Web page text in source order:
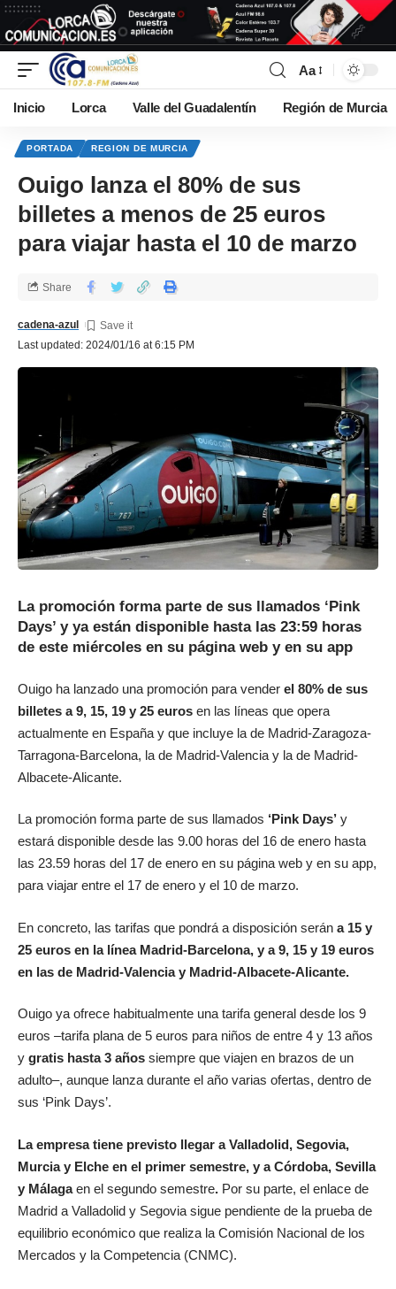
Aa
Inicio Lorca Valle del Guadalentín Región de Murcia
PORTADA REGION DE MURCIA
Ouigo lanza el 80% de sus
billetes a menos de 25 euros
para viajar hasta el 10 de marzo
Last updated: 2024/01/16 at 6:15 PM
cadena-azul
Share
La promoción forma parte de sus llamados ‘Pink
Days’ y ya están disponible hasta las 23:59 horas
de este miércoles en su página web y en su app
Ouigo ha lanzado una promoción para vender el 80% de sus
billetes a 9, 15, 19 y 25 euros en las líneas que opera
actualmente en España y que incluye la de Madrid-Zaragoza-
Tarragona-Barcelona, la de Madrid-Valencia y la de Madrid-
Albacete-Alicante.
La promoción forma parte de sus llamados ‘Pink Days’ y
estará disponible desde las 9.00 horas del 16 de enero hasta
las 23.59 horas del 17 de enero en su página web y en su app,
para viajar entre el 17 de enero y el 10 de marzo.
En concreto, las tarifas que pondrá a disposición serán a 15 y
25 euros en la línea Madrid-Barcelona, y a 9, 15 y 19 euros
en las de Madrid-Valencia y Madrid-Albacete-Alicante.
Ouigo ya ofrece habitualmente una tarifa general desde los 9
euros –tarifa plana de 5 euros para niños de entre 4 y 13 años
y gratis hasta 3 años siempre que viajen en brazos de un
adulto–, aunque lanza durante el año varias ofertas, dentro de
sus ‘Pink Days’.
La empresa tiene previsto llegar a Valladolid, Segovia,
Murcia y Elche en el primer semestre, y a Córdoba, Sevilla
y Málagaen el segundo semestre. Por su parte, el enlace de
Madrid a Valladolid y Segovia sigue pendiente de la prueba de
equilibrio económico que realiza la Comisión Nacional de los
Mercados y la Competencia (CNMC).